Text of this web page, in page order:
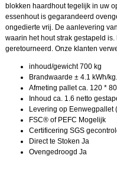
blokken haardhout tegelijk in uw
essenhout is gegarandeerd
ongedierte vrij. De aanlevering
waarin het hout strak gestapeld
geretourneerd. Onze klanten
inhoud/gewicht 700 kg
Brandwaarde ± 4.1 kWh/
Afmeting pallet ca. 120 *
Inhoud ca. 1.6 netto
Levering op Eenwegpallet
FSC® of PEFC Mogelijk
Certificering SGS
Direct te Stoken Ja
Ovengedroogd Ja